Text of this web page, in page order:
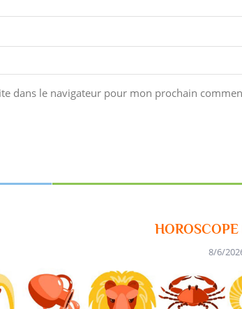
dans le navigateur pour mon prochain
HOROSCOPE
8/6/